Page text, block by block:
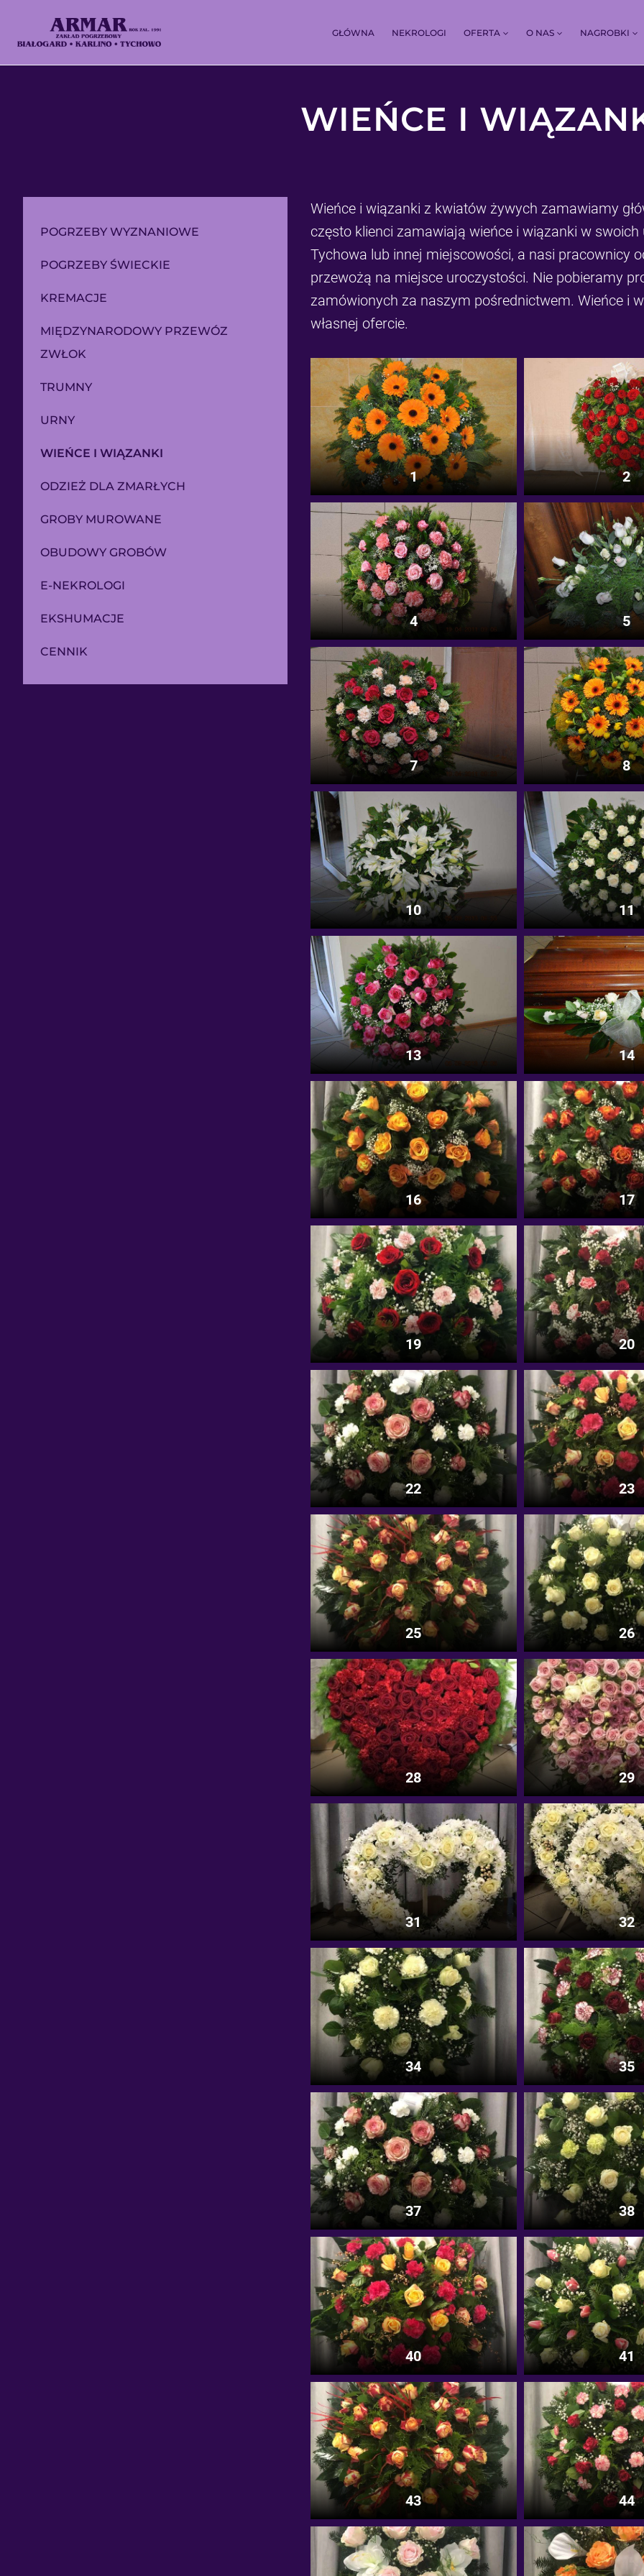
GŁÓWNA NEKROLOGI OFERTA O NAS NAGROBKI
WIEŃCE I
POGRZEBY WYZNANIOWE
POGRZEBY ŚWIECKIE
KREMACJE
MIĘDZYNARODOWY PRZEWÓZ
ZWŁOK
TRUMNY
URNY
WIEŃCE I WIĄZANKI
ODZIEŻ DLA ZMARŁYCH
GROBY MUROWANE
OBUDOWY GROBÓW
E-NEKROLOGI
EKSHUMACJE
CENNIK
Wieńce i wiązanki z kwiatów żywych zamawiamy
często klienci zamawiają wieńce i wiązanki w
Tychowa lub innej miejscowości, a nasi pracownicy
przewożą na miejsce uroczystości. Nie pobieramy
zamówionych za naszym pośrednictwem. Wieńce i
własnej ofercie.
1 2
4 5
7 8
10 11
13 14
16 17
19 20
22 23
25 26
28 29
31 32
34 35
37 38
40 41
43 44